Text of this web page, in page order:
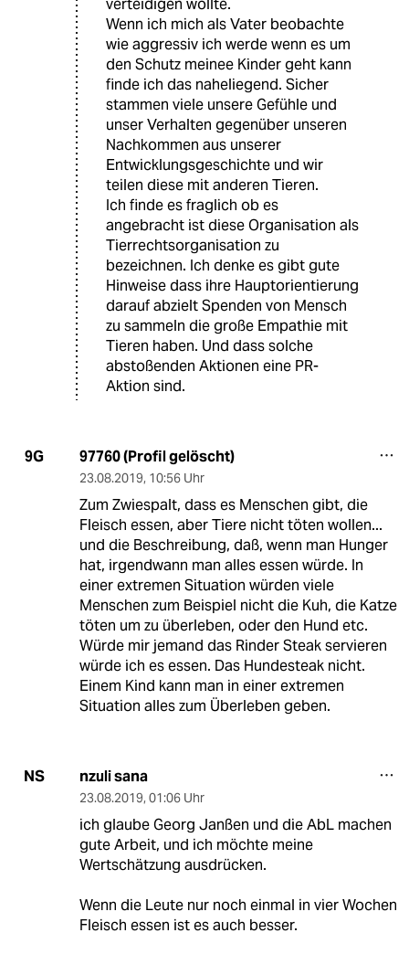
verteidigen wollte.
Wenn ich mich als Vater beobachte
wie aggressiv ich werde wenn es um
den Schutz meinee Kinder geht kann
finde ich das naheliegend. Sicher
stammen viele unsere Gefühle und
unser Verhalten gegenüber unseren
Nachkommen aus unserer
Entwicklungsgeschichte und wir
teilen diese mit anderen Tieren.
Ich finde es fraglich ob es
angebracht ist diese Organisation als
Tierrechtsorganisation zu
bezeichnen. Ich denke es gibt gute
Hinweise dass ihre Hauptorientierung
darauf abzielt Spenden von Mensch
zu sammeln die große Empathie mit
Tieren haben. Und dass solche
abstoßenden Aktionen eine PR-
Aktion sind.
9G 97760 (Profil gelöscht)
23.08.2019, 10:56 Uhr
Zum Zwiespalt, dass es Menschen gibt, die
Fleisch essen, aber Tiere nicht töten wollen...
und die Beschreibung, daß, wenn man Hunger
hat, irgendwann man alles essen würde. In
einer extremen Situation würden viele
Menschen zum Beispiel nicht die Kuh, die Katze
töten um zu überleben, oder den Hund etc.
Würde mir jemand das Rinder Steak servieren
würde ich es essen. Das Hundesteak nicht.
Einem Kind kann man in einer extremen
Situation alles zum Überleben geben.
NS nzuli sana
23.08.2019, 01:06 Uhr
ich glaube Georg Janßen und die AbL machen
gute Arbeit, und ich möchte meine
Wertschätzung ausdrücken.
Wenn die Leute nur noch einmal in vier Wochen
Fleisch essen ist es auch besser.